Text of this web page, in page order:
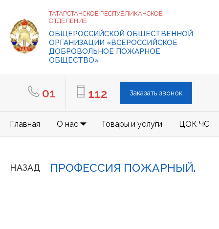
ТАТАРСТАНСКОЕ РЕСПУБЛИКАНСКОЕ
ОТДЕЛЕНИЕ
ОБЩЕРОССИЙСКОЙ ОБЩЕСТВЕННОЙ
ОРГАНИЗАЦИИ «ВСЕРОССИЙСКОЕ
ДОБРОВОЛЬНОЕ ПОЖАРНОЕ
ОБЩЕСТВО»
01 112 Заказать звонок
Главная О нас Товары и услуги ЦОК ЧС
НАЗАД ПРОФЕССИЯ ПОЖАРНЫЙ.